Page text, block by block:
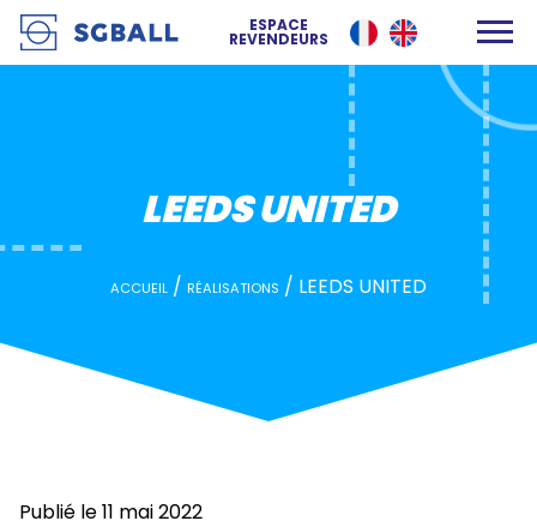
ESPACE
REVENDEURS
LEEDS UNITED
LEEDS UNITED
ACCUEIL / RÉALISATIONS / LEEDS UNITED
Publié le 11 mai 2022